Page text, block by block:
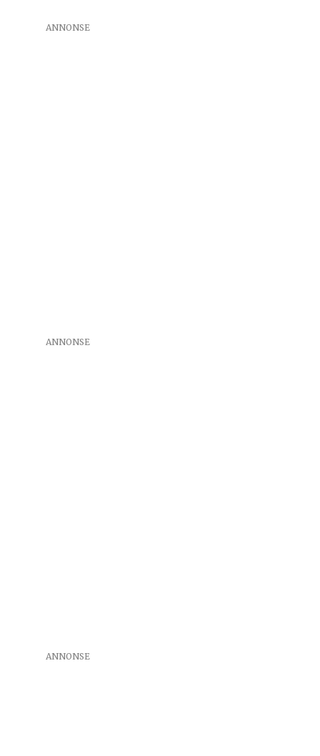
ANNONSE
ANNONSE
ANNONSE